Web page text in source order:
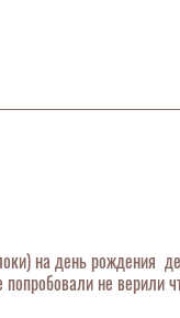
на день рождения
попробовали не